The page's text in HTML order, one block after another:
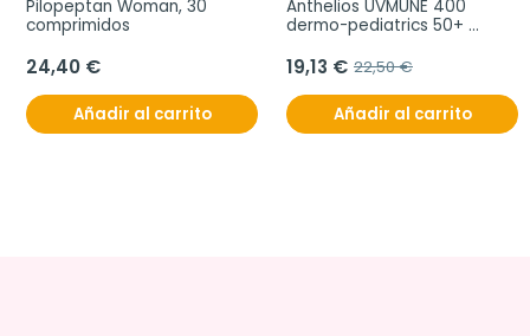
Pilopeptan Woman, 30
comprimidos
24,40 €
Añadir al carrito
Anthelios UVMUNE 400
dermo-pediatrics 50+
19,13 € 22,50 €
Añadir al carrito